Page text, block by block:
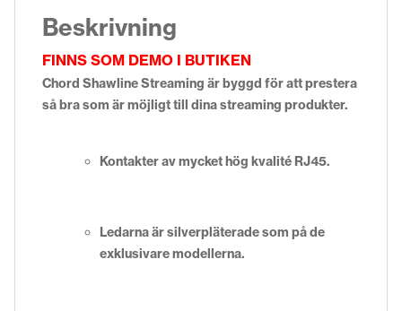
Beskrivning
FINNS SOM DEMO I BUTIKEN
Chord Shawline Streaming är byggd för att prestera
så bra som är möjligt till dina streaming produkter.
Kontakter av mycket hög kvalité RJ45.
Ledarna är silverpläterade som på de
exklusivare modellerna.